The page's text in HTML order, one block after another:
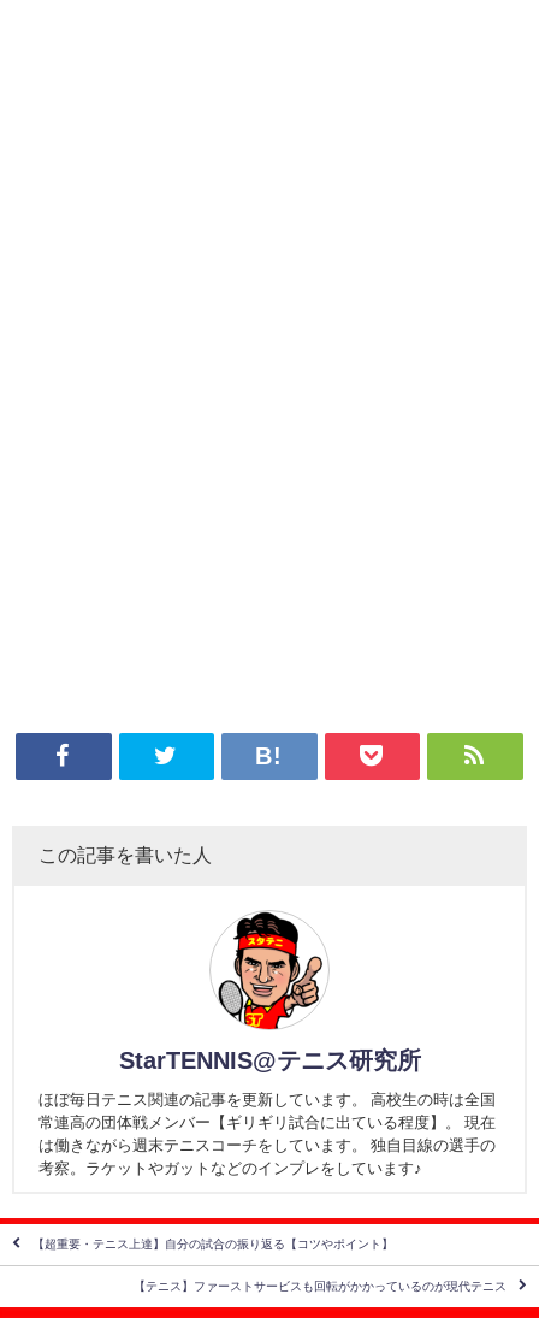
この記事を書いた人
StarTENNIS@テニス研究所
ほぼ毎日テニス関連の記事を更新しています。 高校生の時は全国
常連高の団体戦メンバー【ギリギリ試合に出ている程度】。 現在
は働きながら週末テニスコーチをしています。 独自目線の選手の
考察。ラケットやガットなどのインプレをしています♪
【超重要・テニス上達】自分の試合の振り返る【コツやポイント】
【テニス】ファーストサービスも回転がかかっているのが現代テニス